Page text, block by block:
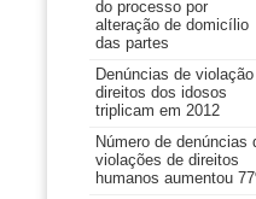
do processo por
alteração de domicílio
das partes
Denúncias de
direitos dos idosos
triplicam em 2012
Número de denúncias
violações de direitos
humanos aumentou